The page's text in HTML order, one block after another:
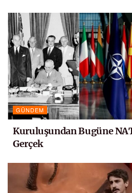
GÜNDEM
Kuruluşundan Bugüne
Gerçek